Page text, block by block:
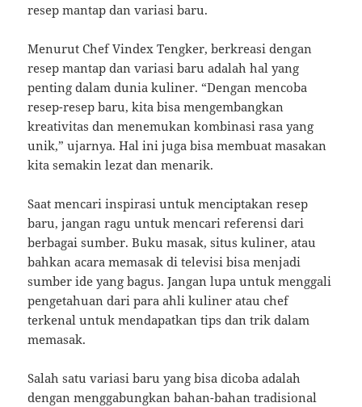
resep mantap dan variasi baru.
Menurut Chef Vindex Tengker, berkreasi dengan
resep mantap dan variasi baru adalah hal yang
penting dalam dunia kuliner. “Dengan mencoba
resep-resep baru, kita bisa mengembangkan
kreativitas dan menemukan kombinasi rasa yang
unik,” ujarnya. Hal ini juga bisa membuat masakan
kita semakin lezat dan menarik.
Saat mencari inspirasi untuk menciptakan resep
baru, jangan ragu untuk mencari referensi dari
berbagai sumber. Buku masak, situs kuliner, atau
bahkan acara memasak di televisi bisa menjadi
sumber ide yang bagus. Jangan lupa untuk menggali
pengetahuan dari para ahli kuliner atau chef
terkenal untuk mendapatkan tips dan trik dalam
memasak.
Salah satu variasi baru yang bisa dicoba adalah
dengan menggabungkan bahan-bahan tradisional